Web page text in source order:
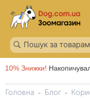
10% Знижки!
Головна Блог